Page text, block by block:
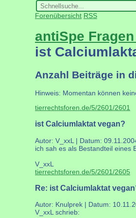
Forenübersicht RSS
antiSpe
ist
Anzahl Beiträge in
Hinweis: Momentan können
tierrechtsforen.de/5/2601/2601
ist Calciumlaktat vegan?
Autor: V_xxL | Datum:
ich sah es als Bestandteil eines
V_xxL
tierrechtsforen.de/5/2601/2605
Re: ist Calciumlaktat
Autor: Knulprek | Datum:
V_xxL schrieb: